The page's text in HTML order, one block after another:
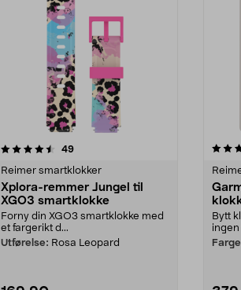
49anmeldelser
Reimer smartklokker
Xplora-remmer Jungel til
XGO3 smartklokke
Forny din XGO3 smartklokke med
et fargerikt d...
Utførelse: Rosa Leopard
4.0 av 5 stjerner
Bytt
ingen